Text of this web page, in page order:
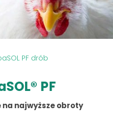
PF drób
PF
najwyższe obroty